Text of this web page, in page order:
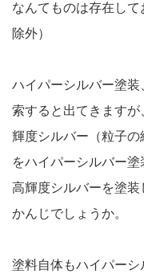
なんてものは存在し
除外）
ハイパーシルバー塗
索すると出てきます
輝度シルバー（粒子
をハイパーシルバー
高輝度シルバーを塗装
かんじでしょうか。
塗料自体もハイパー